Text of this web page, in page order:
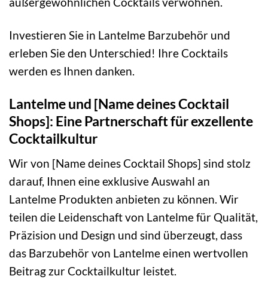
Investieren Sie in Lantelme Barzubehör und
erleben Sie den Unterschied! Ihre Cocktails
werden es Ihnen danken.
Lantelme und [Name deines Cocktail
Shops]: Eine Partnerschaft für exzellente
Cocktailkultur
Wir von [Name deines Cocktail Shops] sind stolz
darauf, Ihnen eine exklusive Auswahl an
Lantelme Produkten anbieten zu können. Wir
teilen die Leidenschaft von Lantelme für Qualität,
Präzision und Design und sind überzeugt, dass
das Barzubehör von Lantelme einen wertvollen
Beitrag zur Cocktailkultur leistet.